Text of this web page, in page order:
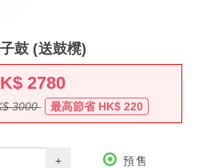
鼓 (送鼓櫈)
2780
3000 最高節省 HK$220
+ 預售